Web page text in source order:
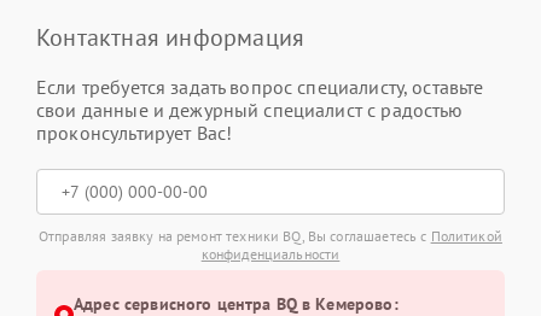
Контактная информация
Если требуется задать вопрос специалисту, оставьте
свои данные и дежурный специалист с радостью
проконсультирует Вас!
Отправляя заявку на ремонт техники BQ, Вы соглашаетесь с Политикой
конфиденциальности
Адрес сервисного центра BQ в Кемерово: